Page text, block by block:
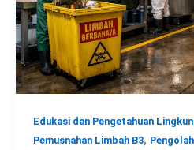
Edukasi dan Pengetahuan
Pemusnahan Limbah B3,